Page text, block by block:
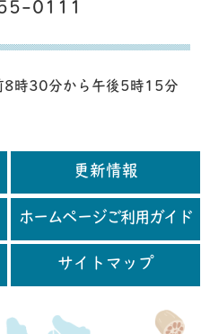
55-0111
8時30分から午後5時15分
更新情報
ホームページご利用ガイド
サイトマップ